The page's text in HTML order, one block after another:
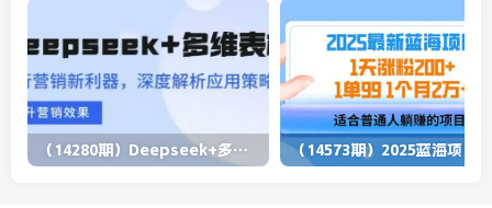
（14280期）Deepseek+多维表格，银行营销新利器，深度解析应用策略，提升营销效果